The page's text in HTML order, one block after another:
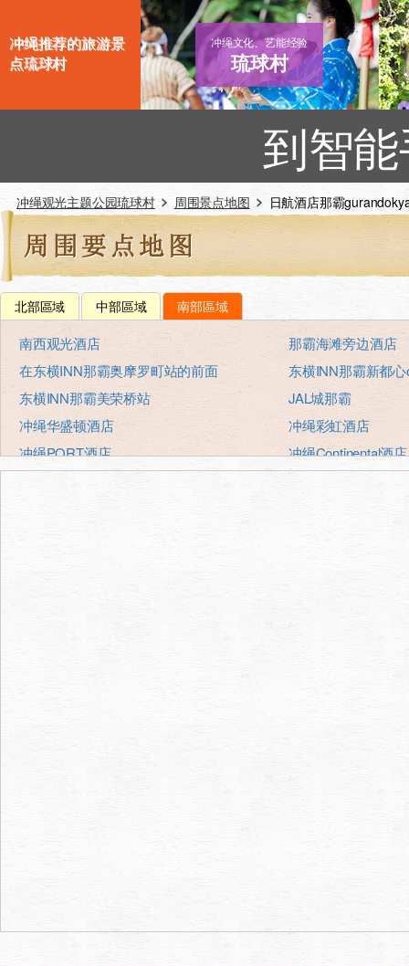
冲绳推荐的旅游景
点琉球村
冲绳文化、艺能经验
琉球村
到智
冲绳观光主题公园琉球村 周围景点地图 日航酒店那霸
北部區域 中部區域 南部區域
南西观光酒店
那霸海滩旁边酒店
在东横INN那霸奥摩罗町站的前面
东横INN那霸新都心
东横INN那霸美荣桥站
JAL城那霸
冲绳华盛顿酒店
冲绳彩虹酒店
冲绳PORT酒店
冲绳Continental酒店